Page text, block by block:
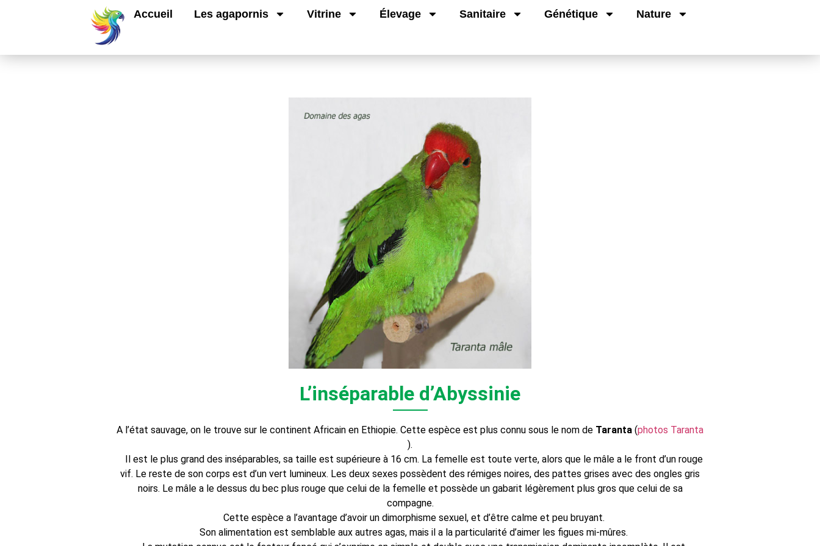
Accueil Les agapornis Vitrine Élevage Sanitaire Génétique Nature
L’inséparable d’Abyssinie
A l’état sauvage, on le trouve sur le continent Africain en Ethiopie. Cette espèce est plus connu sous le nom de Taranta (photos Taranta
).
Il est le plus grand des inséparables, sa taille est supérieure à 16 cm. La femelle est toute verte, alors que le mâle a le front d’un rouge
vif. Le reste de son corps est d’un vert lumineux. Les deux sexes possèdent des rémiges noires, des pattes grises avec des ongles gris
noirs. Le mâle a le dessus du bec plus rouge que celui de la femelle et possède un gabarit légèrement plus gros que celui de sa
compagne.
Cette espèce a l’avantage d’avoir un dimorphisme sexuel, et d’être calme et peu bruyant.
Son alimentation est semblable aux autres agas, mais il a la particularité d’aimer les figues mi-mûres.